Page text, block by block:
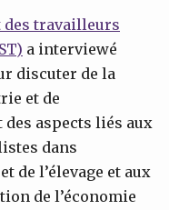
des travailleurs
a interviewé
discuter de la
et de
aspects liés aux
dans
de l’élevage et aux
de l’économie